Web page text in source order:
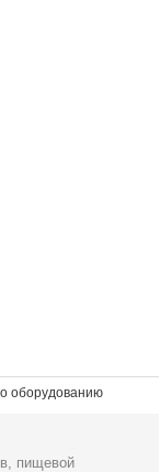
оборудованию
пищевой